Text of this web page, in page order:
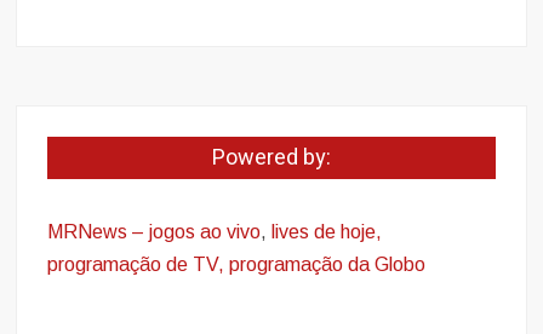
Powered by:
MRNews – jogos ao vivo, lives de hoje,
programação de TV, programação da Globo